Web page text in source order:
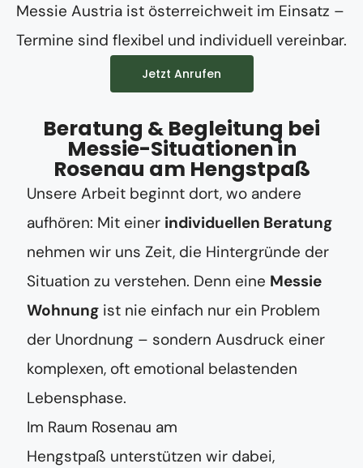
Messie Austria ist österreichweit im Einsatz –
Termine sind flexibel und individuell vereinbar.
Jetzt Anrufen
Beratung & Begleitung bei
Messie-Situationen in
Rosenau am Hengstpaß
Unsere Arbeit beginnt dort, wo andere
aufhören: Mit einer individuellen Beratung
nehmen wir uns Zeit, die Hintergründe der
Situation zu verstehen. Denn eine Messie
Wohnung ist nie einfach nur ein Problem
der Unordnung – sondern Ausdruck einer
komplexen, oft emotional belastenden
Lebensphase.
Im Raum Rosenau am
Hengstpaß unterstützen wir dabei,